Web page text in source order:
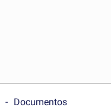
Documentos